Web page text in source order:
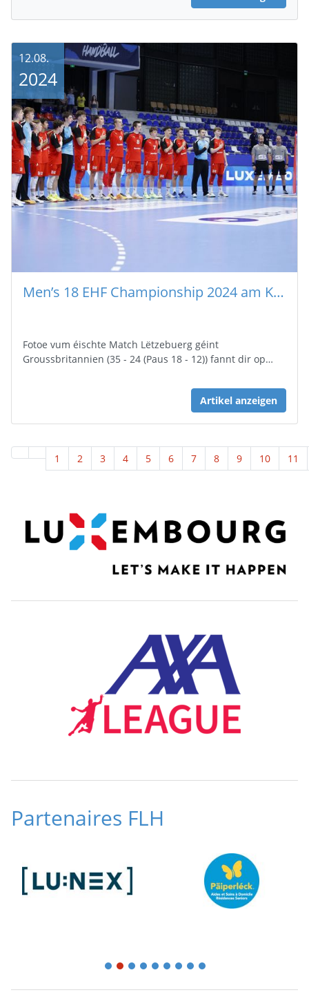
Men’s 18 EHF Championship 2024 am Kosovo (GB – LUX 24:35)
Fotoe vum éischte Match Lëtzebuerg géint
Groussbritannien (35 - 24 (Paus 18 - 12)) fannt dir op…
Artikel anzeigen
12.08.
2024
1 2 3 4 5 6 7 8 9 10 11
Partenaires FLH
1 2 3 4 5 6 7 8 9